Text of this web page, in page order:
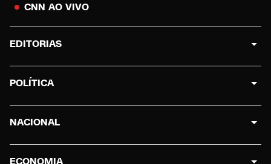
CNN AO VIVO
EDITORIAS
POLÍTICA
NACIONAL
ECONOMIA